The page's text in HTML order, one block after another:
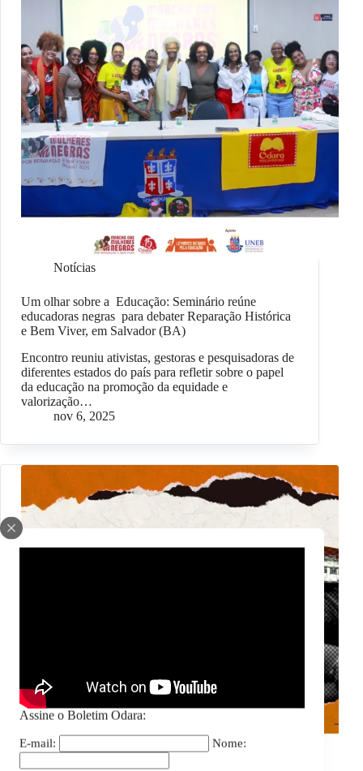
Assine o Boletim Odara:
E-mail: Nome:
Notícias
Um olhar sobre a Educação: Seminário reúne
educadoras negras para debater Reparação Histórica
e Bem Viver, em Salvador (BA)
Encontro reuniu ativistas, gestoras e pesquisadoras de
diferentes estados do país para refletir sobre o papel
da educação na promoção da equidade e
valorização…
nov 6, 2025